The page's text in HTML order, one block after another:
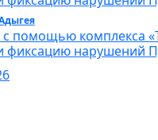
/ Общество
помощью комплекса
фиксацию нарушений